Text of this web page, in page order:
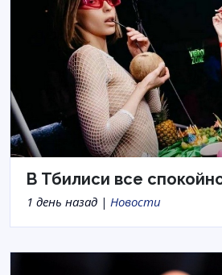
В Тбилиси все
1 день назад | Новости